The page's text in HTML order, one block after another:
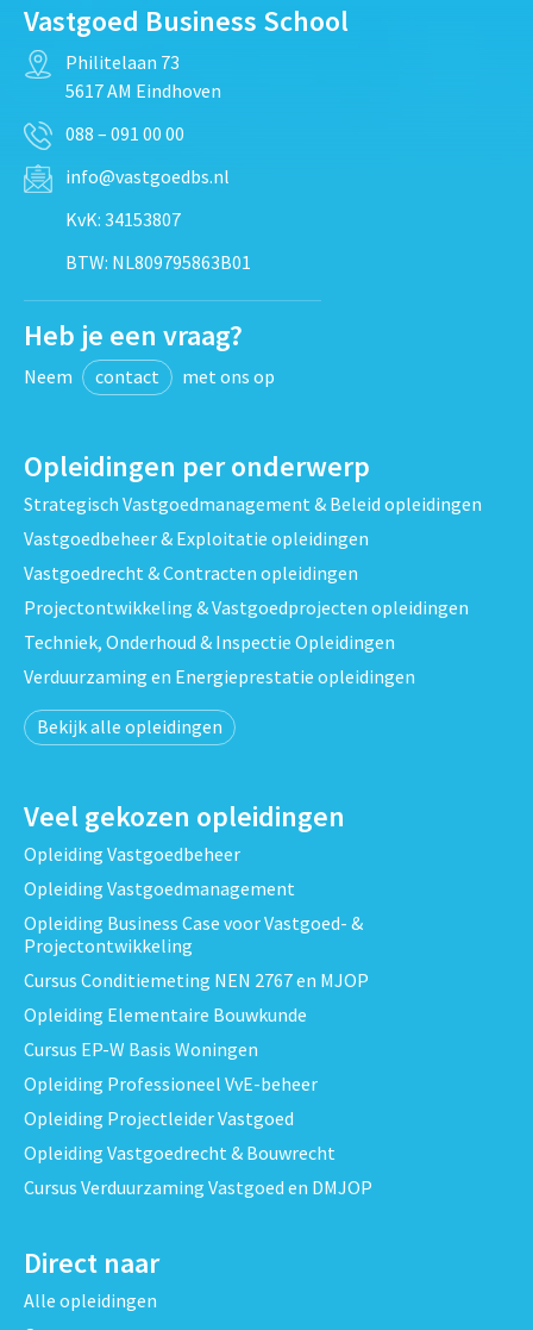
Vastgoed Business School
Philitelaan 73
5617 AM Eindhoven
088 – 091 00 00
info@vastgoedbs.nl
KvK: 34153807
BTW: NL809795863B01
Heb je een vraag?
Neem contact met ons op
Opleidingen per onderwerp
Strategisch Vastgoedmanagement & Beleid opleidingen
Vastgoedbeheer & Exploitatie opleidingen
Vastgoedrecht & Contracten opleidingen
Projectontwikkeling & Vastgoedprojecten opleidingen
Techniek, Onderhoud & Inspectie Opleidingen
Verduurzaming en Energieprestatie opleidingen
Bekijk alle opleidingen
Veel gekozen opleidingen
Opleiding Vastgoedbeheer
Opleiding Vastgoedmanagement
Opleiding Business Case voor Vastgoed- &
Projectontwikkeling
Cursus Conditiemeting NEN 2767 en MJOP
Opleiding Elementaire Bouwkunde
Cursus EP-W Basis Woningen
Opleiding Professioneel VvE-beheer
Opleiding Projectleider Vastgoed
Opleiding Vastgoedrecht & Bouwrecht
Cursus Verduurzaming Vastgoed en DMJOP
Direct naar
Alle opleidingen